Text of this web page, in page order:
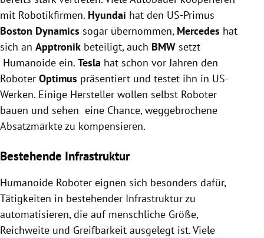
mit Robotikfirmen. Hyundai hat den US-Primus
Boston Dynamics sogar übernommen, Mercedes hat
sich an Apptronik beteiligt, auch BMW setzt
Humanoide ein. Tesla hat schon vor Jahren den
Roboter Optimus präsentiert und testet ihn in US-
Werken. Einige Hersteller wollen selbst Roboter
bauen und sehen eine Chance, weggebrochene
Absatzmärkte zu kompensieren.
Bestehende Infrastruktur
Humanoide Roboter eignen sich besonders dafür,
Tätigkeiten in bestehender Infrastruktur zu
automatisieren, die auf menschliche Größe,
Reichweite und Greifbarkeit ausgelegt ist. Viele